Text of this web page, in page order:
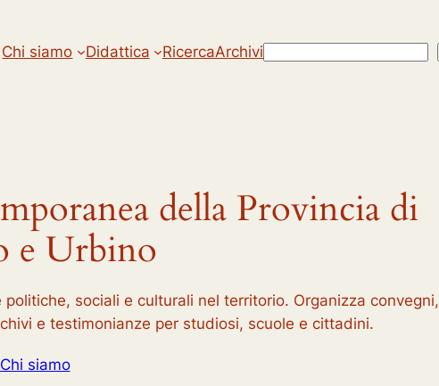
Chi siamo Didattica RicercaArchivi
della Provincia di
e Urbino
sociali e culturali nel territorio. Organizza convegni,
e testimonianze per studiosi, scuole e cittadini.
Chi siamo